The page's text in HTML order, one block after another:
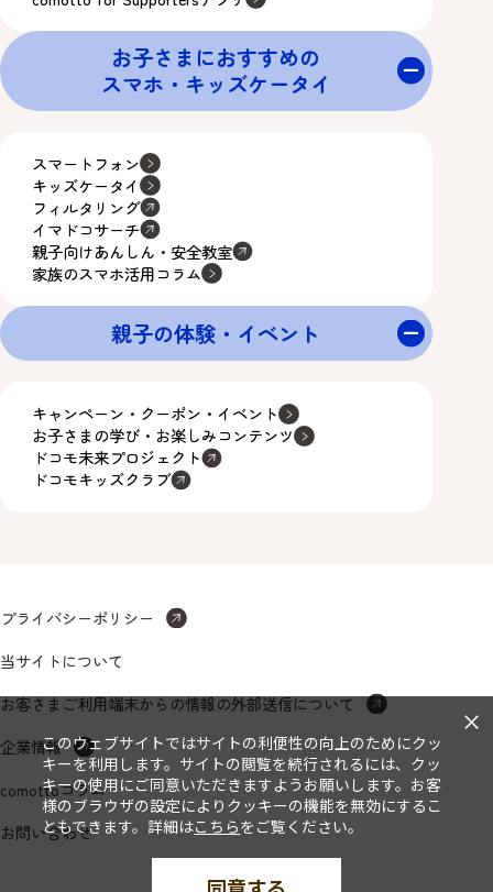
お子さまにおすすめの
スマホ・キッズケータイ
スマートフォン
キッズケータイ
フィルタリング
イマドコサーチ
親子向けあんしん・安全教室
家族のスマホ活用コラム
親子の体験・イベント
キャンペーン・クーポン・イベント
お子さまの学び・お楽しみコンテンツ
ドコモ未来プロジェクト
ドコモキッズクラブ
×
このウェブサイトではサイトの利便性の向上のためにクッ
キーを利用します。サイトの閲覧を続行されるには、クッ
キーの使用にご同意いただきますようお願いします。お客
様のブラウザの設定によりクッキーの機能を無効にするこ
ともできます。詳細はこちらをご覧ください。
プライバシーポリシー
当サイトについて
お客さまご利用端末からの情報の外部送信について
企業情報
comottoコラム
お問い合わせ